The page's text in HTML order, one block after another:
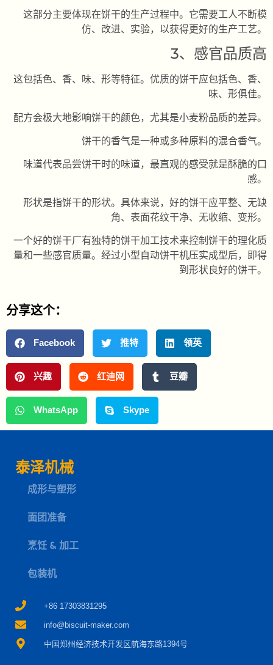
这部分主要体现在饼干的生产过程中。它需要工人不断模
仿、改进、实验，以获得更好的生产工艺。
3、感官品质高
这包括色、香、味、形等特征。优质的饼干应包括色、香、
味、形俱佳。
配方会极大地影响饼干的颜色，尤其是小麦粉品质的差异。
饼干的香气是一种或多种原料的混合香气。
味道代表品尝饼干时的味道，最直观的感受就是酥脆的口
感。
形状是指饼干的形状。具体来说，好的饼干应平整、无缺
角、表面花纹干净、无收缩、变形。
一个好的饼干厂有独特的饼干加工技术来控制饼干的理化质
量和一些感官质量。经过小型自动饼干机压实成型后，即得
到形状良好的饼干。
分享这个：
Facebook 推特 领英
兴趣 红迪网 豆瓣
WhatsApp Skype
泰泽机械
成形与塑形
面团准备
烹饪 & 加工
包装机
+86 17303831295
info@biscuit-maker.com
中国郑州经济技术开发区航海东路1394号